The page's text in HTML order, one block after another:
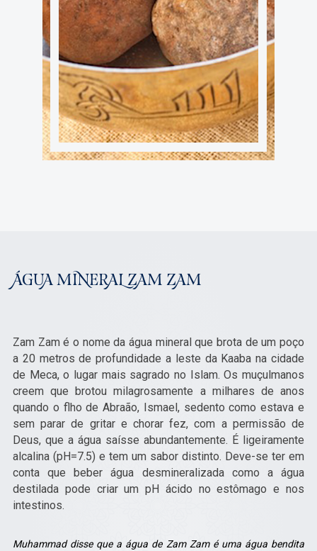
ÁGUA MINERAL ZAM ZAM
Zam Zam é o nome da água mineral que brota de um poço
a 20 metros de profundidade a leste da Kaaba na cidade
de Meca, o lugar mais sagrado no Islam. Os muçulmanos
creem que brotou milagrosamente a milhares de anos
quando o flho de Abraão, Ismael, sedento como estava e
sem parar de gritar e chorar fez, com a permissão de
Deus, que a água saísse abundantemente. É ligeiramente
alcalina (pH=7.5) e tem um sabor distinto. Deve-se ter em
conta que beber água desmineralizada como a água
destilada pode criar um pH ácido no estômago e nos
intestinos.
Muhammad disse que a água de Zam Zam é uma água bendita